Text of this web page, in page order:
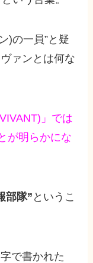
)の一員”と疑
ァンとは何な
」では
が明らかにな
部隊” というこ
で書かれた